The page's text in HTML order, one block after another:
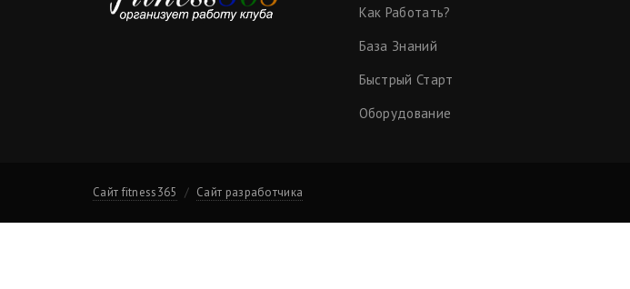
Как Работать?
База Знаний
Быстрый Старт
Оборудование
Сайт fitness365 Сайт разработчика